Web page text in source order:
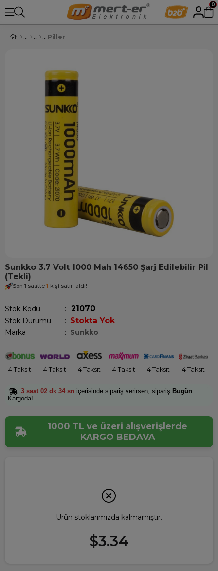
0
Piller
Sunkko 3.7 Volt 1000 Mah 14650 Şarj Edilebilir Pil
(Tekli)
Son 1 saatte 1 kişi satın aldı!
Stok Kodu 21070
Stok Durumu : Stokta Yok
Marka : Sunkko
4 Taksit 4 Taksit 4 Taksit 4 Taksit 4 Taksit 4 Taksit
3 saat 02 dk 34 sn içerisinde sipariş verirsen, sipariş Bugün
Kargoda!
1000 TL ve üzeri alışverişlerde
KARGO BEDAVA
Ürün stoklarımızda kalmamıştır.
$3.34